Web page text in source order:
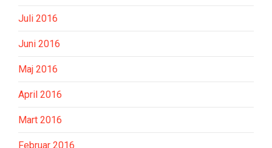
Juli 2016
Juni 2016
Maj 2016
April 2016
Mart 2016
Februar 2016